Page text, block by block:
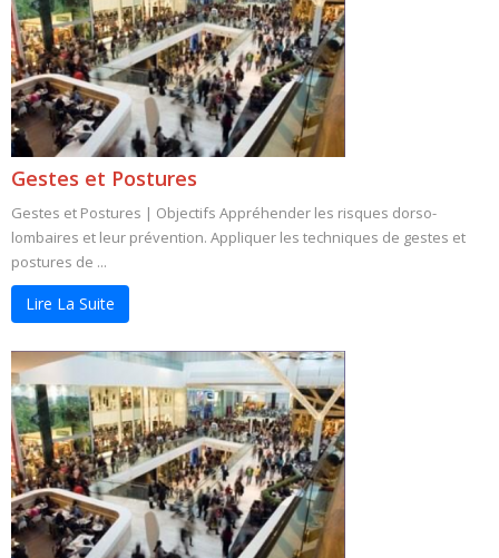
Gestes et Postures
Gestes et Postures | Objectifs Appréhender les risques dorso-
lombaires et leur prévention. Appliquer les techniques de gestes et
postures de ...
Lire La Suite